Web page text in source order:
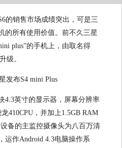
的销售市场成绩突出，可是三
的所有使用价值。前不久三星
plus”的手机上，由取名得
级。
4.3英寸的显示器，屏幕分辨率
410CPU，并加上1.5GB RAM
备的主监控摄像头为八百万清
运作Android 4.3电脑操作系